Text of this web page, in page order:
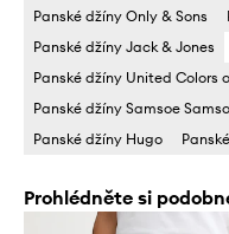
Panské džíny Only & Sons
Panské džíny Jack & Jones
Panské džíny United Colors
Panské džíny Samsoe
Panské džíny Hugo
Prohlédněte si